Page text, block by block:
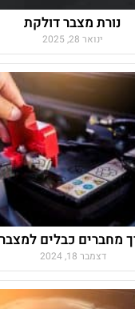
נורת מצבר דולקת
ינואר 28, 2025
מחברים כבלים למצבר
דצמבר 18, 2024